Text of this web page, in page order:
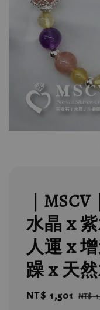
｜
水晶 x
人運 x
躁 x 天
Sale
NT$ 1,501 NT$